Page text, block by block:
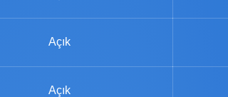
Açık
Açık